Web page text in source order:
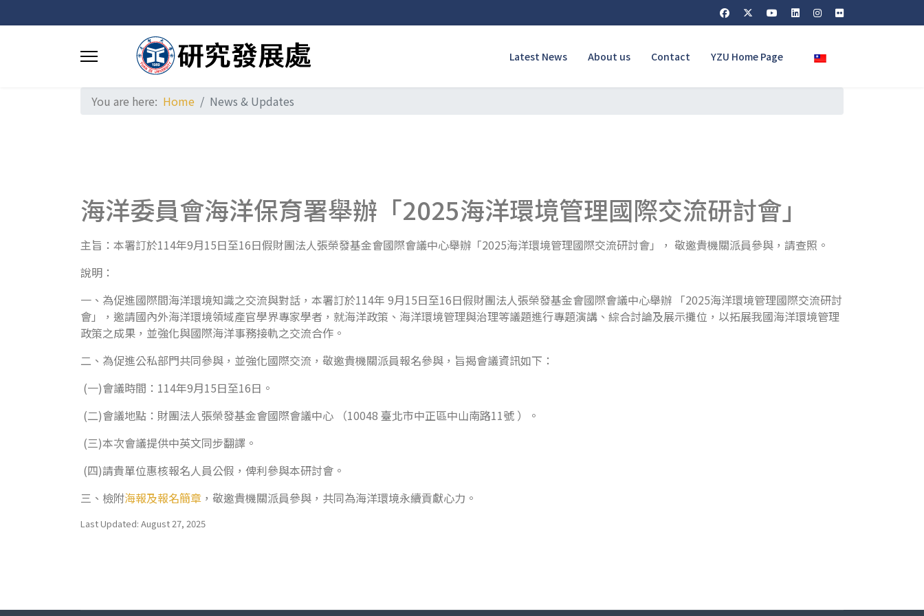
Latest News About us Contact YZU Home Page Select your language
You are here: Home News & Updates
海洋委員會海洋保育署舉辦「2025海洋環境管理國際交流研討會」
主旨：本署訂於114年9月15日至16日假財團法人張榮發基金會國際會議中心舉辦「2025海洋環境管理國際交流研討會」， 敬邀貴機關派員參與，請查照。
說明：
一、為促進國際間海洋環境知識之交流與對話，本署訂於114年 9月15日至16日假財團法人張榮發基金會國際會議中心舉辦 「2025海洋環境管理國際交流研討
會」，邀請國內外海洋環境領域產官學界專家學者，就海洋政策、海洋環境管理與治理等議題進行專題演講、綜合討論及展示攤位，以拓展我國海洋環境管理
政策之成果，並強化與國際海洋事務接軌之交流合作。
二、為促進公私部門共同參與，並強化國際交流，敬邀貴機關派員報名參與，旨揭會議資訊如下：
(一)會議時間：114年9月15日至16日。
(二)會議地點：財團法人張榮發基金會國際會議中心 （10048 臺北市中正區中山南路11號 ）。
(三)本次會議提供中英文同步翻譯。
(四)請貴單位惠核報名人員公假，俾利參與本研討會。
三、檢附海報及報名簡章 ，敬邀貴機關派員參與，共同為海洋環境永續貢獻心力。
Last Updated: August 27, 2025